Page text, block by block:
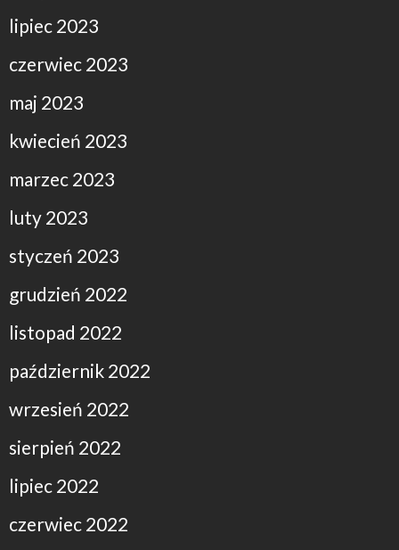
lipiec 2023
czerwiec 2023
maj 2023
kwiecień 2023
marzec 2023
luty 2023
styczeń 2023
grudzień 2022
listopad 2022
październik 2022
wrzesień 2022
sierpień 2022
lipiec 2022
czerwiec 2022